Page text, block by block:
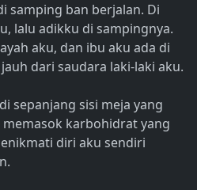
samping ban berjalan. Di
lalu adikku di sampingnya.
aku, dan ibu aku ada di
dari saudara laki-laki aku.
sepanjang sisi meja yang
karbohidrat yang
diri aku sendiri